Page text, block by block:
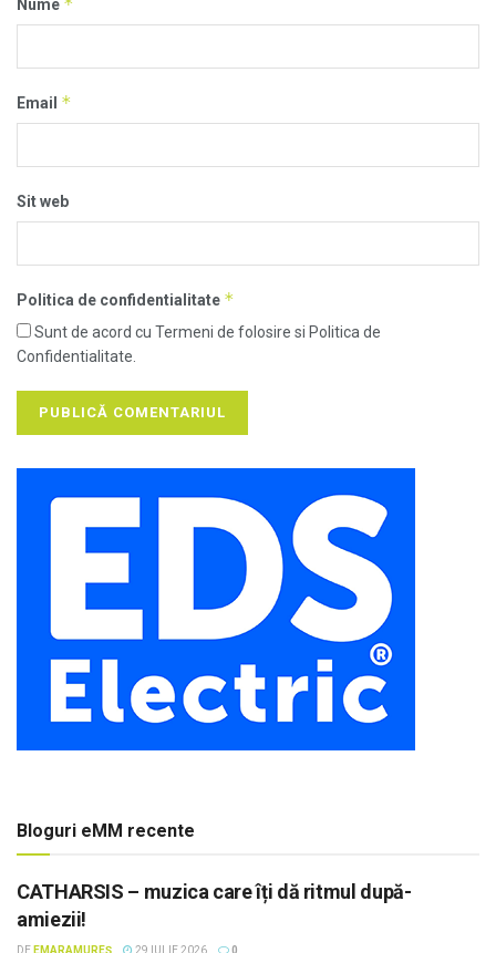
Nume *
Email *
Sit web
Politica de confidentialitate *
Sunt de acord cu Termeni de folosire si Politica de
Confidentialitate.
Bloguri eMM recente
CATHARSIS – muzica care îți dă ritmul după-
amiezii!
DE EMARAMUREȘ 29 IULIE 2026 0